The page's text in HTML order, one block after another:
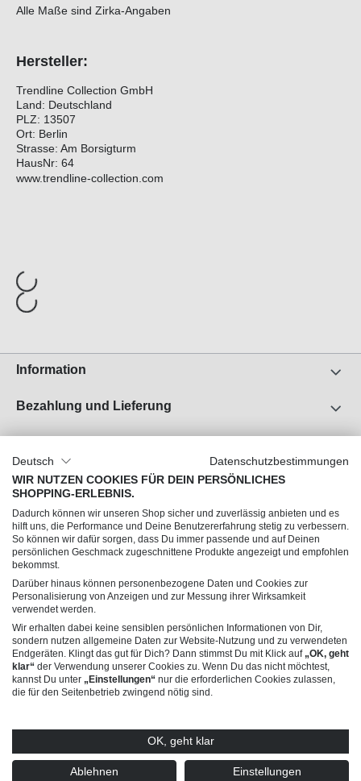
Alle Maße sind Zirka-Angaben
Hersteller:
Trendline Collection GmbH
Land: Deutschland
PLZ: 13507
Ort: Berlin
Strasse: Am Borsigturm
HausNr: 64
www.trendline-collection.com
Information
Bezahlung und Lieferung
Über uns
Jobs
Impressum
AGB
Datenschutz
Du hast Fragen?
© 2026 Trendline Collection GmbH – Verkauf nur an gewerbliche Kunden (B2B)
* Alle Preise exkl. gesetzl. Mehrwertsteuer zzgl.Versandkosten
Nachnahmegebühren, wenn nicht anders angegeben. Angebote dieses Shops
richten sich ausschließlich an Unternehmer (§14 BGB), nicht an Verbraucher (§13
Deutsch
Datenschutzbestimmungen
WIR NUTZEN COOKIES FÜR DEIN PERSÖNLICHES
SHOPPING-ERLEBNIS.
Dadurch können wir unseren Shop sicher und zuverlässig anbieten und es
hilft uns, die Performance und Deine Benutzererfahrung stetig zu verbessern.
So können wir dafür sorgen, dass Du immer passende und auf Deinen
persönlichen Geschmack zugeschnittene Produkte angezeigt und empfohlen
bekommst.
Darüber hinaus können personenbezogene Daten und Cookies zur
Personalisierung von Anzeigen und zur Messung ihrer Wirksamkeit
verwendet werden.
Wir erhalten dabei keine sensiblen persönlichen Informationen von Dir,
sondern nutzen allgemeine Daten zur Website-Nutzung und zu verwendeten
Endgeräten. Klingt das gut für Dich? Dann stimmst Du mit Klick auf „OK, geht
klar“ der Verwendung unserer Cookies zu. Wenn Du das nicht möchtest,
kannst Du unter „Einstellungen“ nur die erforderlichen Cookies zulassen,
die für den Seitenbetrieb zwingend nötig sind.
OK, geht klar
Ablehnen Einstellungen